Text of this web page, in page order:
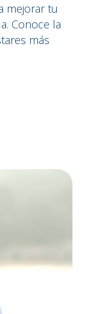
mejorar tu
Conoce la
más